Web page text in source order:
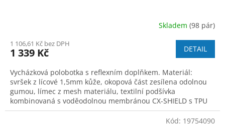
Skladem (98 pár)
1 106,61 Kč bez DPH
1 339 Kč DETAIL
Vycházková polobotka s reflexním doplňkem. Materiál:
svršek z lícové 1,5mm kůže, okopová část zesílena odolnou
gumou, límec z mesh materiálu, textilní podšívka
kombinovaná s voděodolnou membránou CX-SHIELD s TPU
filmem, anatomická vyjímatelná vložka
Kód: 19754090